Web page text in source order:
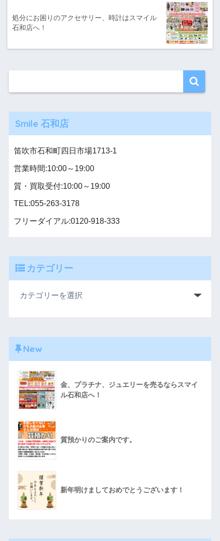
処分にお困りのアクセサリー、時計はスマイル
石和店へ！
Smile 石和店
笛吹市石和町四日市場1713-1
営業時間:10:00～19:00
質・買取受付:10:00～19:00
TEL:055-263-3178
フリーダイアル:0120-918-333
カテゴリー
New
金、プラチナ、ジュエリーを売るならスマイ
ル石和店へ！
質預かりのご案内です。
新年明けましておめでとうございます！